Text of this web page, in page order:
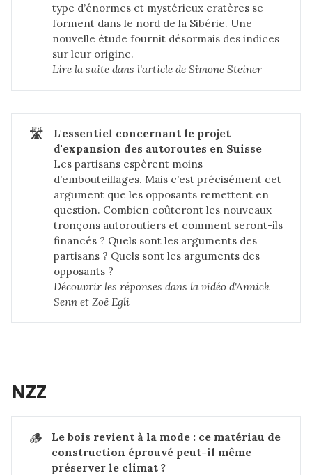
type d’énormes et mystérieux cratères se
forment dans le nord de la Sibérie. Une
nouvelle étude fournit désormais des indices
sur leur origine.
Lire la suite dans l'article de Simone Steiner
🛣️
L'essentiel concernant le projet
d'expansion des autoroutes en Suisse
Les partisans espèrent moins
d’embouteillages. Mais c’est précisément cet
argument que les opposants remettent en
question. Combien coûteront les nouveaux
tronçons autoroutiers et comment seront-ils
financés ? Quels sont les arguments des
partisans ? Quels sont les arguments des
opposants ?
Découvrir les réponses dans la vidéo d'Annick
Senn et Zoë Egli
NZZ
🪵
Le bois revient à la mode : ce matériau de
construction éprouvé peut-il même
préserver le climat ?